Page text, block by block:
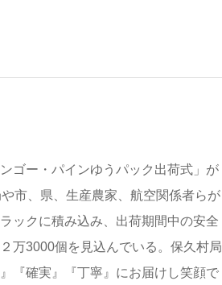
ゴー・パインゆうパック出荷式」が
市、県、生産農家、航空関係者らが
ックに積み込み、出荷期間中の安全
万3000個を見込んでいる。保久村局
『確実』『丁寧』にお届けし笑顔で